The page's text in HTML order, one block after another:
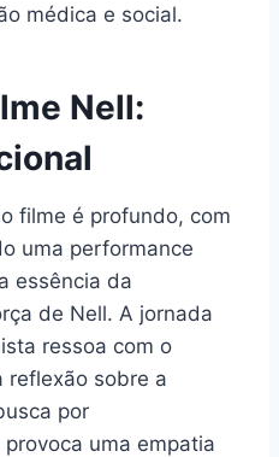
médica e social.
Nell:
filme é profundo, com
uma performance
essência da
de Nell. A jornada
ressoa com o
reflexão sobre a
por
uma empatia